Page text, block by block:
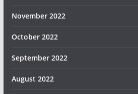
November 2022
October 2022
September 2022
August 2022